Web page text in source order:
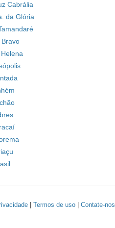
Cabrália
da Glória
Bravo
| Termos de uso| Contate-nos